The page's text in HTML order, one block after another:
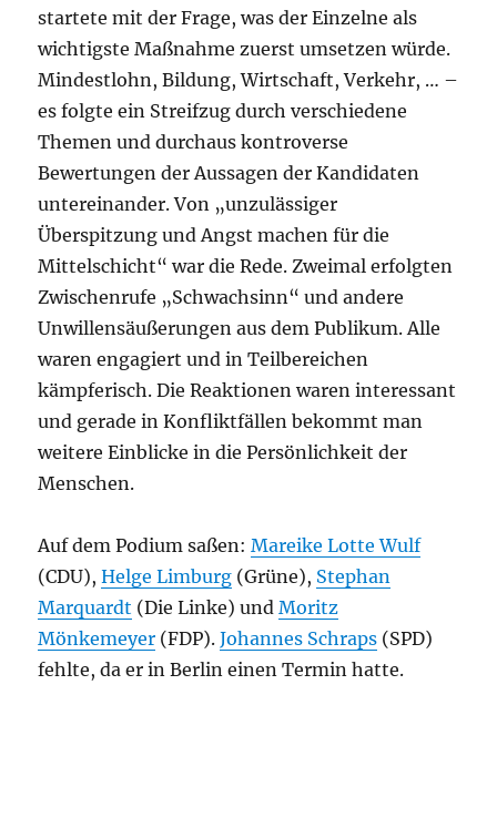
startete mit der Frage, was der Einzelne als
wichtigste Maßnahme zuerst umsetzen würde.
Mindestlohn, Bildung, Wirtschaft, Verkehr, … –
es folgte ein Streifzug durch verschiedene
Themen und durchaus kontroverse
Bewertungen der Aussagen der Kandidaten
untereinander. Von „unzulässiger
Überspitzung und Angst machen für die
Mittelschicht“ war die Rede. Zweimal erfolgten
Zwischenrufe „Schwachsinn“ und andere
Unwillensäußerungen aus dem Publikum. Alle
waren engagiert und in Teilbereichen
kämpferisch. Die Reaktionen waren interessant
und gerade in Konfliktfällen bekommt man
weitere Einblicke in die Persönlichkeit der
Menschen.
Auf dem Podium saßen:Mareike Lotte Wulf
(CDU),Helge Limburg (Grüne), Stephan
Marquardt (Die Linke) undMoritz
Mönkemeyer (FDP).Johannes Schraps (SPD)
fehlte, da er in Berlin einen Termin hatte.